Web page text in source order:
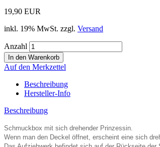
19,90 EUR
inkl. 19% MwSt. zzgl. Versand
Anzahl
Auf den Merkzettel
Beschreibung
Hersteller-Info
Beschreibung
Schmuckbox mit sich drehender Prinzessin.
Wenn man den Deckel öffnet, erscheint eine sich